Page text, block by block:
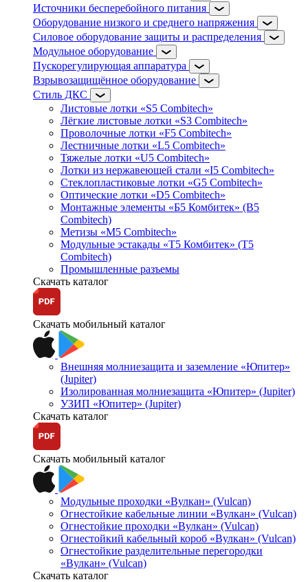
Источники бесперебойного питания
Оборудование низкого и среднего напряжения
Силовое оборудование защиты и распределения
Модульное оборудование
Пускорегулирующая аппаратура
Взрывозащищённое оборудование
Стиль ДКС
Листовые лотки «S5 Combitech»
Лёгкие листовые лотки «S3 Combitech»
Проволочные лотки «F5 Combitech»
Лестничные лотки «L5 Combitech»
Тяжелые лотки «U5 Combitech»
Лотки из нержавеющей стали «I5 Combitech»
Стеклопластиковые лотки «G5 Combitech»
Оптические лотки «D5 Combitech»
Монтажные элементы «Б5 Комбитек» (B5
Combitech)
Метизы «M5 Combitech»
Модульные эстакады «Т5 Комбитек» (T5
Combitech)
Промышленные разъемы
Скачать каталог
Скачать мобильный каталог
Внешняя молниезащита и заземление «Юпитер»
(Jupiter)
Изолированная молниезащита «Юпитер» (Jupiter)
УЗИП «Юпитер» (Jupiter)
Скачать каталог
Скачать мобильный каталог
Модульные проходки «Вулкан» (Vulcan)
Огнестойкие кабельные линии «Вулкан» (Vulcan)
Огнестойкие проходки «Вулкан» (Vulcan)
Огнестойкий кабельный короб «Вулкан» (Vulcan)
Огнестойкие разделительные перегородки
«Вулкан» (Vulcan)
Скачать каталог